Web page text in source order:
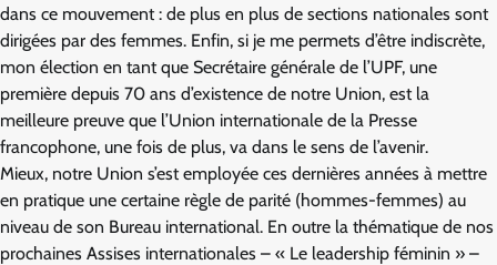
dans ce mouvement : de plus en plus de sections nationales sont
dirigées par des femmes. Enfin, si je me permets d’être indiscrète,
mon élection en tant que Secrétaire générale de l’UPF, une
première depuis 70 ans d’existence de notre Union, est la
meilleure preuve que l’Union internationale de la Presse
francophone, une fois de plus, va dans le sens de l’avenir.
Mieux, notre Union s’est employée ces dernières années à mettre
en pratique une certaine règle de parité (hommes-femmes) au
niveau de son Bureau international. En outre la thématique de nos
prochaines Assises internationales – « Le leadership féminin » –